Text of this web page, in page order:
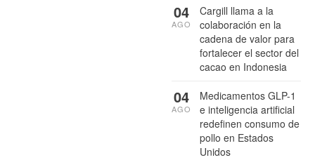
Cargill llama a la
colaboración en la
cadena de valor para
fortalecer el sector del
cacao en Indonesia
04
AGO
Medicamentos GLP-1
e inteligencia artificial
redefinen consumo de
pollo en Estados
Unidos
04
AGO